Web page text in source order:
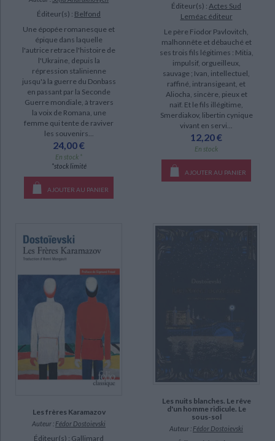
IAD (80)
coffret (8)
revue (3)
SÉRIE
Anastasia (10)
Oeuvres (7)
Une aventure d'Eraste Fandorine (7)
Les nouvelles (5)
Oeuvres romanesques (5)
L'idiot (3)
DISPONIBILITÉ
epuise (1736)
disponible (1540)
manquant (108)
a-paraitre (25)
Éditeur(s) : Belfond
Une épopée romanesque et
épique dans laquelle
l'autrice retrace l'histoire de
l'Ukraine, depuis la
répression stalinienne
jusqu'à la guerre du Donbass
en passant par la Seconde
Guerre mondiale, à travers
la voix de Romana, une
femme qui tente de raviver
les souvenirs...
24,00 €
En stock *
*stock limité
AJOUTER AU PANIER
Éditeur(s) : Actes Sud
Leméac éditeur
Le père Fiodor Pavlovitch,
malhonnête et débauché et
ses trois fils légitimes : Mitia,
impulsif, orgueilleux,
sauvage ; Ivan, intellectuel,
raffiné, intransigeant, et
Aliocha, sincère, pieux et
naïf. Et le fils illégitime,
Smerdiakov, libertin cynique
vivant en servi...
12,20 €
En stock
AJOUTER AU PANIER
Les frères Karamazov
Auteur : Fédor Dostoievski
Éditeur(s) : Gallimard
Les nuits blanches. Le rêve
d'un homme ridicule. Le
sous-sol
Auteur : Fédor Dostoievski